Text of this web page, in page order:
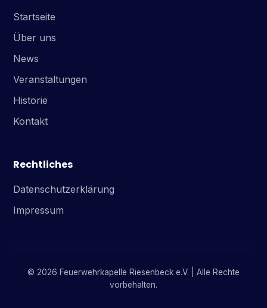
Startseite
Über uns
News
Veranstaltungen
Historie
Kontakt
Rechtliches
Datenschutzerklärung
Impressum
© 2026 Feuerwehrkapelle Riesenbeck e.V. | Alle Rechte
vorbehalten.